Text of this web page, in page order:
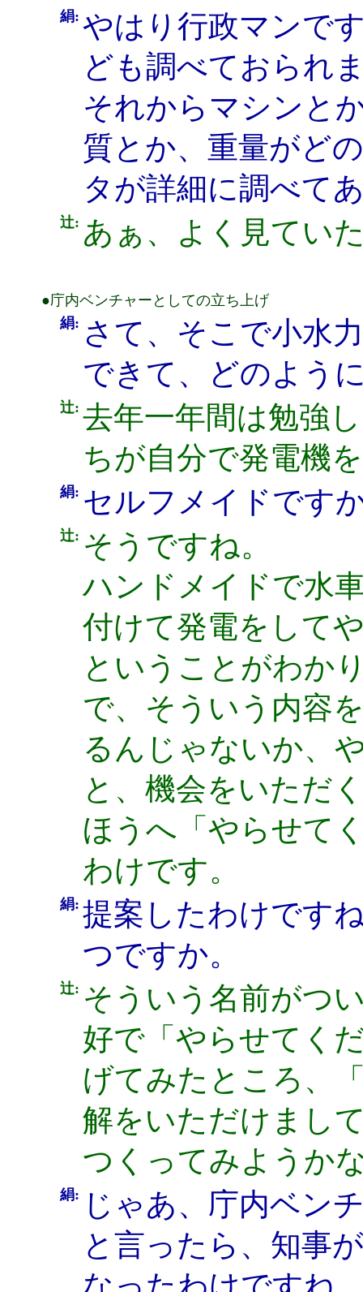
絹: やはり行政マンで
ども調べておられ
それからマシンと
質とか、重量がど
タが詳細に調べて
辻: あぁ、よく見てい
●庁内ベンチャーとしての立ち上げ
絹: さて、そこで小水
できて、どのよう
辻: 去年一年間は勉強
ちが自分で発電機
絹: セルフメイドです
辻: そうですね。
ハンドメイドで水
付けて発電をして
ということがわか
で、そういう内容
るんじゃないか、
と、機会をいただ
ほうへ「やらせて
わけです。
絹: 提案したわけです
つですか。
辻: そういう名前がつ
好で「やらせてく
げてみたところ、
解をいただけまし
つくってみようか
絹:
じゃあ、庁内ベン
と言ったら、知事